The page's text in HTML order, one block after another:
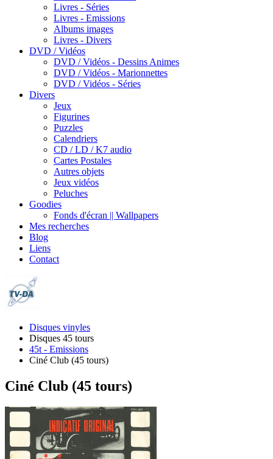
Livres - Séries
Livres - Emissions
Albums images
Livres - Divers
DVD / Vidéos
DVD / Vidéos - Dessins Animes
DVD / Vidéos - Marionnettes
DVD / Vidéos - Séries
Divers
Jeux
Figurines
Puzzles
Calendriers
CD / LD / K7 audio
Cartes Postales
Autres objets
Jeux vidéos
Peluches
Goodies
Fonds d'écran || Wallpapers
Mes recherches
Blog
Liens
Contact
Disques vinyles
Disques 45 tours
45t - Emissions
Ciné Club (45 tours)
Ciné Club (45 tours)